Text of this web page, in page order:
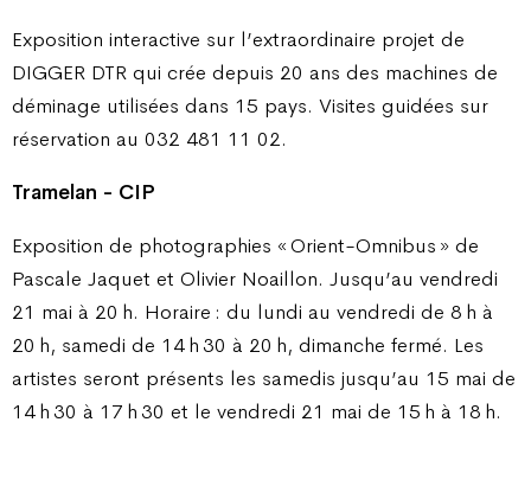
Exposition interactive sur l’extraordinaire projet de
DIGGER DTR qui crée depuis 20 ans des machines de
déminage utilisées dans 15 pays. Visites guidées sur
réservation au 032 481 11 02.
Tramelan - CIP
Exposition de photographies « Orient-Omnibus » de
Pascale Jaquet et Olivier Noaillon. Jusqu’au vendredi
21 mai à 20 h. Horaire : du lundi au vendredi de 8 h à
20 h, samedi de 14 h 30 à 20 h, dimanche fermé. Les
artistes seront présents les samedis jusqu’au 15 mai de
14 h 30 à 17 h 30 et le vendredi 21 mai de 15 h à 18 h.